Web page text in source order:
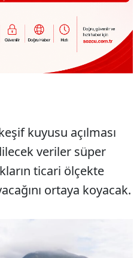
kuyusu açılması
veriler süper
ticari ölçekte
ortaya koyacak.